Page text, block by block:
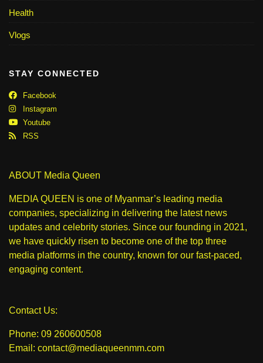
Health
Vlogs
STAY CONNECTED
Facebook
Instagram
Youtube
RSS
ABOUT Media Queen
MEDIA QUEEN is one of Myanmar’s leading media
companies, specializing in delivering the latest news
updates and celebrity stories. Since our founding in 2021,
we have quickly risen to become one of the top three
media platforms in the country, known for our fast-paced,
engaging content.
Contact Us:
Phone: 09 260600508
Email: contact@mediaqueenmm.com